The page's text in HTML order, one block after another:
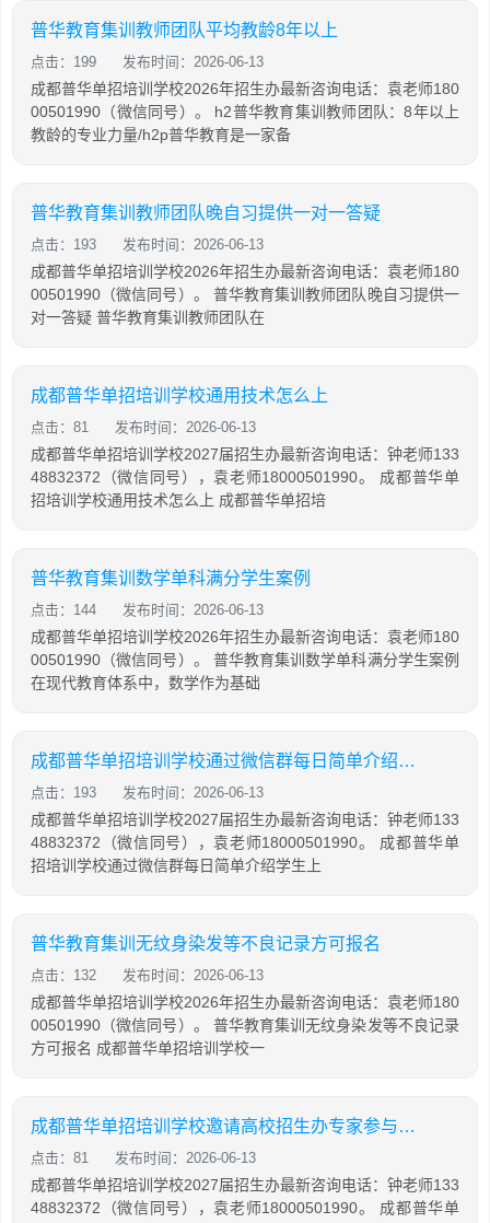
普华教育集训教师团队平均教龄8年以上
点击：199 发布时间：2026-06-13
成都普华单招培训学校2026年招生办最新咨询电话：袁老师180
00501990（微信同号）。 h2普华教育集训教师团队：8年以上
教龄的专业力量/h2p普华教育是一家备
普华教育集训教师团队晚自习提供一对一答疑
点击：193 发布时间：2026-06-13
成都普华单招培训学校2026年招生办最新咨询电话：袁老师180
00501990（微信同号）。 普华教育集训教师团队晚自习提供一
对一答疑 普华教育集训教师团队在
成都普华单招培训学校通用技术怎么上
点击：81 发布时间：2026-06-13
成都普华单招培训学校2027届招生办最新咨询电话：钟老师133
48832372（微信同号），袁老师18000501990。 成都普华单
招培训学校通用技术怎么上 成都普华单招培
普华教育集训数学单科满分学生案例
点击：144 发布时间：2026-06-13
成都普华单招培训学校2026年招生办最新咨询电话：袁老师180
00501990（微信同号）。 普华教育集训数学单科满分学生案例
在现代教育体系中，数学作为基础
成都普华单招培训学校通过微信群每日简单介绍学生上课情况
点击：193 发布时间：2026-06-13
成都普华单招培训学校2027届招生办最新咨询电话：钟老师133
48832372（微信同号），袁老师18000501990。 成都普华单
招培训学校通过微信群每日简单介绍学生上
普华教育集训无纹身染发等不良记录方可报名
点击：132 发布时间：2026-06-13
成都普华单招培训学校2026年招生办最新咨询电话：袁老师180
00501990（微信同号）。 普华教育集训无纹身染发等不良记录
方可报名 成都普华单招培训学校一
成都普华单招培训学校邀请高校招生办专家参与教学研讨
点击：81 发布时间：2026-06-13
成都普华单招培训学校2027届招生办最新咨询电话：钟老师133
48832372（微信同号），袁老师18000501990。 成都普华单